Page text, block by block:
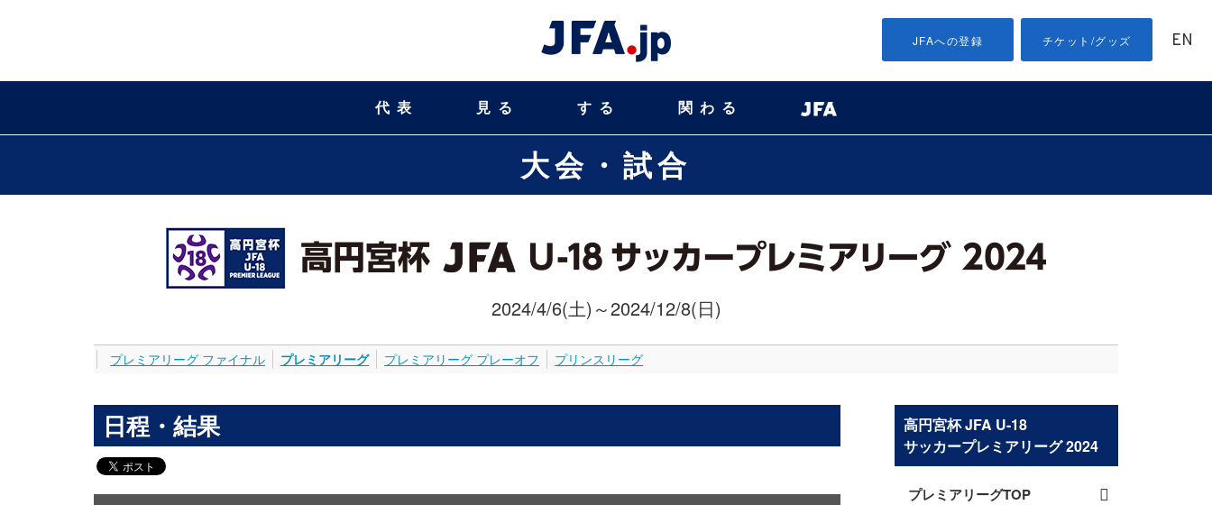
JFAへの登録 チケット/グッズ EN
代表 見る する 関わる
大会・試合
2024/4/6(土)～2024/12/8(日)
プレミアリーグ ファイナル プレミアリーグ プレミアリーグ プレーオフ プリンスリーグ
日程・結果
高円宮杯 JFA U-18
サッカープレミアリーグ 2024
プレミアリーグTOP